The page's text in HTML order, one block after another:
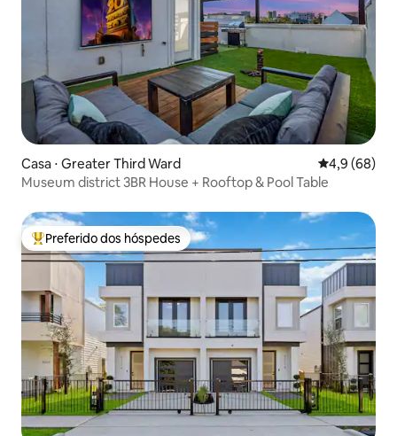
Casa ⋅ Greater Third Ward 4,9 de uma
4,9 (68)
Museum district 3BR House + Rooftop & Pool Table
Entre os melhores preferidos dos hóspedes
Preferido dos hóspedes